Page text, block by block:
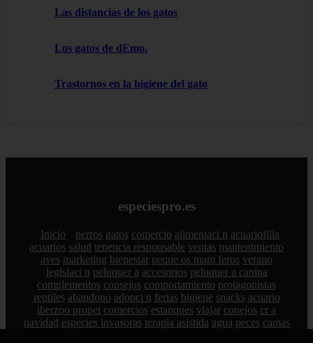
Las distancias de los gatos
Los gatos de dEmo.
Trastornos en la higiene del gato
especiespro.es
Inicio perros gatos comercio alimentaci n acuariofilia
acuarios salud tenencia responsable ventas mantenimiento
aves marketing bienestar peque os mam feros verano
legislaci n peluquer a accesorios peluquer a canina
complementos consejos comportamiento protagonistas
reptiles abandono adopci n ferias higiene snacks acuario
iberzoo propet comercios estanques viajar conejos cr a
navidad especies invasoras terapia asistida agua peces camas